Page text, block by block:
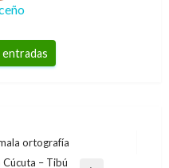
ortografía
– Tibú